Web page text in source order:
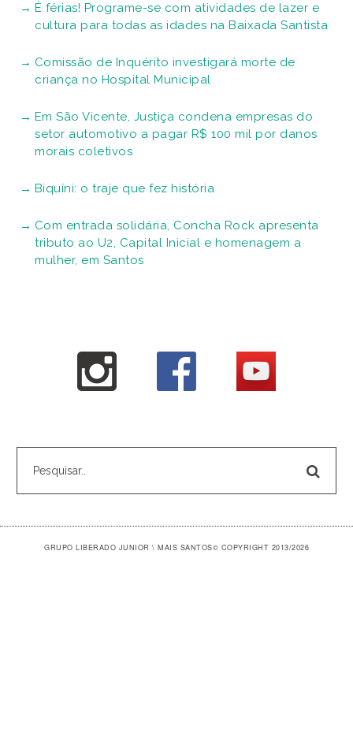
É férias! Programe-se com atividades de lazer e
cultura para todas as idades na Baixada Santista
Comissão de Inquérito investigará morte de
criança no Hospital Municipal
Em São Vicente, Justiça condena empresas do
setor automotivo a pagar R$ 100 mil por danos
morais coletivos
Biquíni: o traje que fez história
Com entrada solidária, Concha Rock apresenta
tributo ao U2, Capital Inicial e homenagem a
mulher, em Santos
GRUPO LIBERADO JUNIOR \ MAIS SANTOS© COPYRIGHT 2013/2026